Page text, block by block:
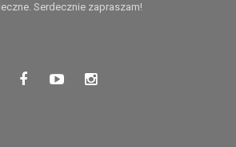
Serdecznie zapraszam!